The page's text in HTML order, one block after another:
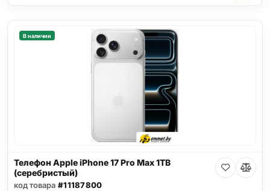
В наличии
Телефон Apple iPhone 17 Pro Max 1TB
(серебристый)
код товара #11187800